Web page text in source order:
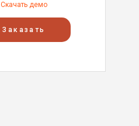
Скачать демо
Заказать